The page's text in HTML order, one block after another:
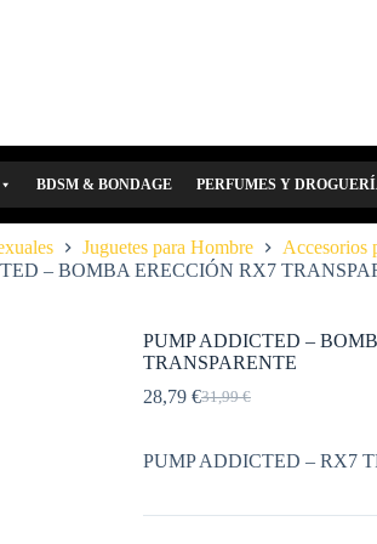
BDSM & BONDAGE PERFUMES Y
Juguetes para Hombre
Accesorios
– BOMBA ERECCIÓN RX7
PUMP ADDICTED –
TRANSPARENTE
31,99€
El
original
era:
28,79 €El
actual
es:
PUMP ADDICTED – RX7